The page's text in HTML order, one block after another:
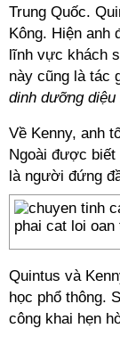
Trung Quốc.
Kông. Hiện anh
lĩnh vực khách
này cũng là tác
dinh dưỡng
Về Kenny, anh
Ngoài được biết
là người đứng
Quintus và
học phổ thông.
công khai hẹn